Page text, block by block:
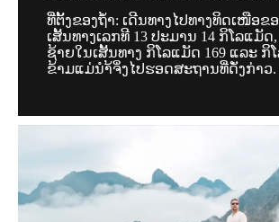
ທີ່ຕັ້ງຂອງຖ້ຳ: ເດີນທາງໄປທາງທິດເໜືອຂ
ເສັ້ນທາງເລກທີ 13 ປະມານ 14 ກິໂລແມັ
ຊ້າຍໃນເສັ້ນທາງ ກິໂລແມັດ 169 ແລະ ກິ
ຂ້າມແມ່ນຳ້ຈິ່ງໄປຮອດສະຖານທີ່ດັ່ງກ່າວ.